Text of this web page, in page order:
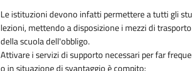
Le istituzioni devono infatti permettere a tutti gli
lezioni, mettendo a disposizione i mezzi di
della scuola dell'obbligo.
Attivare i servizi di supporto necessari per far
o in situazione di svantaggio è compito: